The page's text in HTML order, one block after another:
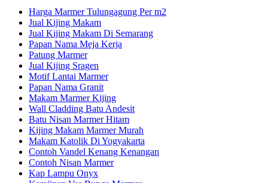
Harga Marmer Tulungagung Per m2
Jual Kijing Makam
Jual Kijing Makam Di Semarang
Papan Nama Meja Kerja
Patung Marmer
Jual Kijing Sragen
Motif Lantai Marmer
Papan Nama Granit
Makam Marmer Kijing
Wall Cladding Batu Andesit
Batu Nisan Marmer Hitam
Kijing Makam Marmer Murah
Makam Katolik Di Yogyakarta
Contoh Vandel Kenang Kenangan
Contoh Nisan Marmer
Kap Lampu Onyx